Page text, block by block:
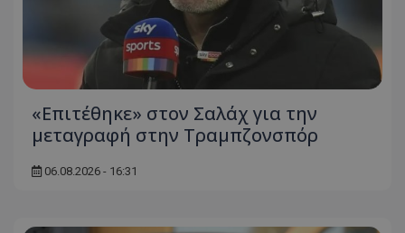
«Επιτέθηκε» στον Σαλάχ για την
μεταγραφή στην Τραμπζονσπόρ
06.08.2026 - 16:31